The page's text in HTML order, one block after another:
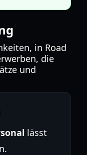
in Road
die
und
lässt